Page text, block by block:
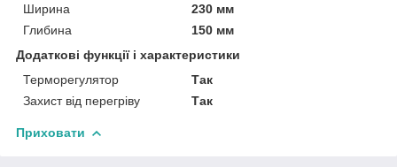
Ширина
230 мм
Глибина
150 мм
Додаткові функції і характеристики
Терморегулятор
Так
Захист від перегріву
Так
Приховати